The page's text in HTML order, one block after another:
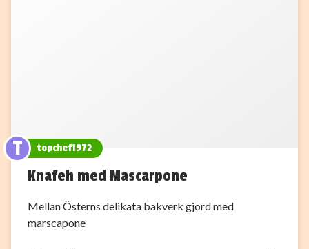
T topchef1972
Knafeh med Mascarpone
Mellan Österns delikata bakverk gjord med
marscapone